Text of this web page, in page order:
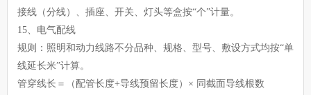
接线（分线）、插座、开关、灯头等盒按“个”计量。
15、电气配线
规则：照明和动力线路不分品种、规格、型号、敷设方式均按“单
线延长米”计算。
管穿线长＝（配管长度+导线预留长度）× 同截面导线根数